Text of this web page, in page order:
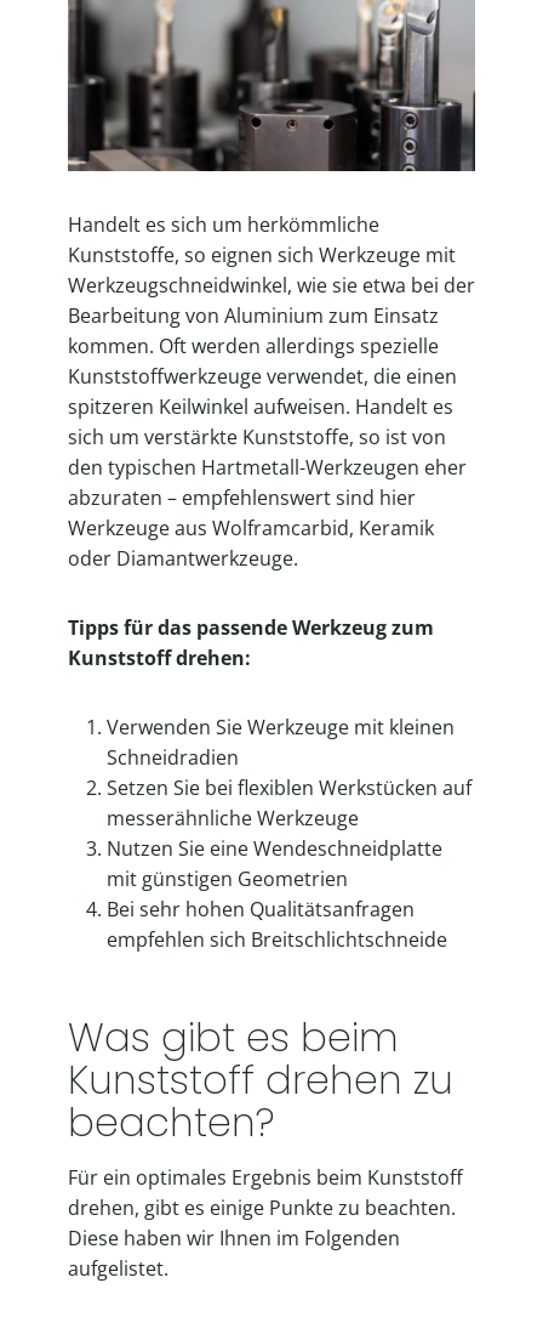
Handelt es sich um herkömmliche
Kunststoffe, so eignen sich Werkzeuge mit
Werkzeugschneidwinkel, wie sie etwa bei der
Bearbeitung von Aluminium zum Einsatz
kommen. Oft werden allerdings spezielle
Kunststoffwerkzeuge verwendet, die einen
spitzeren Keilwinkel aufweisen. Handelt es
sich um verstärkte Kunststoffe, so ist von
den typischen Hartmetall-Werkzeugen eher
abzuraten – empfehlenswert sind hier
Werkzeuge aus Wolframcarbid, Keramik
oder Diamantwerkzeuge.
Tipps für das passende Werkzeug zum
Kunststoff drehen:
Verwenden Sie Werkzeuge mit kleinen
Schneidradien
Setzen Sie bei flexiblen Werkstücken auf
messerähnliche Werkzeuge
Nutzen Sie eine Wendeschneidplatte
mit günstigen Geometrien
Bei sehr hohen Qualitätsanfragen
empfehlen sich Breitschlichtschneide
Was gibt es beim
Kunststoff drehen zu
beachten?
Für ein optimales Ergebnis beim Kunststoff
drehen, gibt es einige Punkte zu beachten.
Diese haben wir Ihnen im Folgenden
aufgelistet.